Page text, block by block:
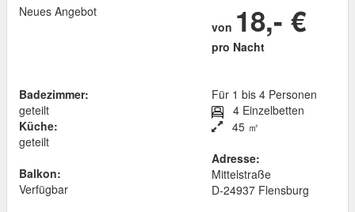
Neues Angebot
von 18,- €
pro Nacht
Badezimmer:
geteilt
Küche:
geteilt
Balkon:
Verfügbar
Für 1 bis 4 Personen
4 Einzelbetten
45 ㎡
Adresse:
Mittelstraße
D-24937Flensburg